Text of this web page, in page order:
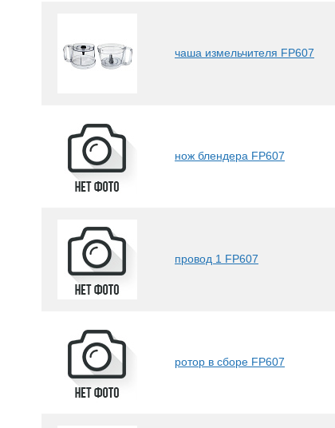
чаша измельчителя FP607
нож блендера FP607
провод 1 FP607
ротор в сборе FP607